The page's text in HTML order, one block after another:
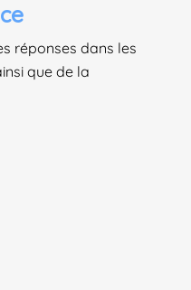
réponses dans les
que de la